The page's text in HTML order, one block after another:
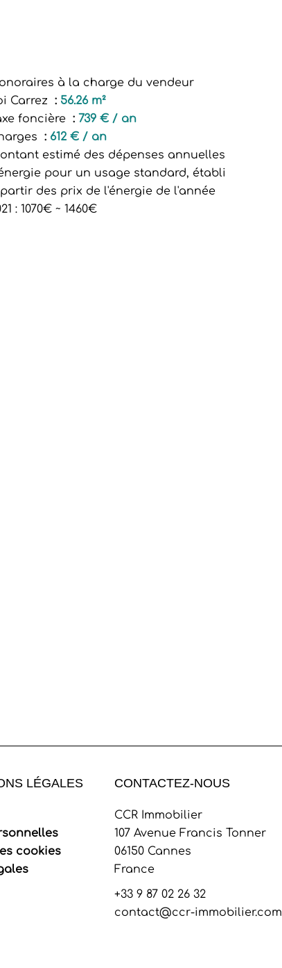
à la charge du vendeur
Carrez
56.26 m²
foncière
739 € / an
612 € / an
estimé des dépenses annuelles
pour un usage standard, établi
des prix de l'énergie de l'année
: 1070€ ~ 1460€
LÉGALES
cookies
CONTACTEZ-NOUS
CCR Immobilier
107 Avenue Francis Tonner
06150Cannes
France
+33 9 87 02 26 32
contact@ccr-immobilier.com